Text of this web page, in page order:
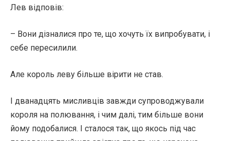
Лев відповів:
– Вони дізналися про те, що хочуть їх випробувати, і
себе пересилили.
Але король леву більше вірити не став.
І дванадцять мисливців завжди супроводжували
короля на полювання, і чим далі, тим більше вони
йому подобалися. І сталося так, що якось під час